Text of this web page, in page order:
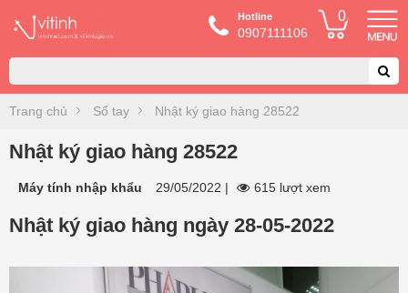
Hotline
0907111106
0
Trang chủ Sổ tay Nhật ký giao hàng 28522
Nhật ký giao hàng 28522
Máy tính nhập khẩu 29/05/2022 | 615 lượt xem
Nhật ký giao hàng ngày 28-05-2022